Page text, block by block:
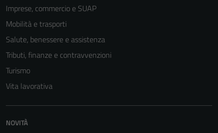
Imprese, commercio e SUAP
Mobilità e trasporti
Salute, benessere e assistenza
Tributi, finanze e contravvenzioni
Turismo
Vita lavorativa
NOVITÀ